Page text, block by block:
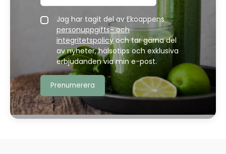
Jag har tagit del av Ekoappens
personuppgifts- och
integritetspolicyoch tar gärna del
av nyheter, hälsotips och exklusiva
erbjudanden via min e-post.